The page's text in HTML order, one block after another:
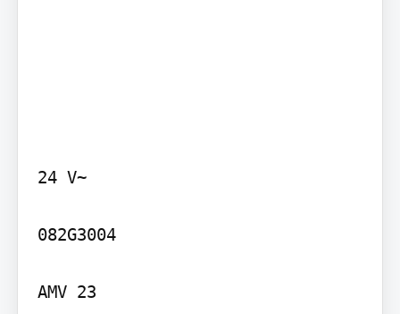
24 V~
082G3004
AMV 23